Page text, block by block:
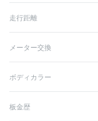
走行距離
メーター交換
ボディカラー
板金歴